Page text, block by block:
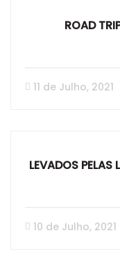
ROAD
11 de Julho, 2021
LEVADOS PELAS
10 de Julho, 2021